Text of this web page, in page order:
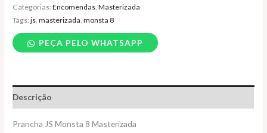
Categorias:Encomendas,Masterizada
Tags:js,masterizada,monsta 8
PEÇA PELO WHATSAPP
Descrição
Prancha JS Monsta 8 Masterizada